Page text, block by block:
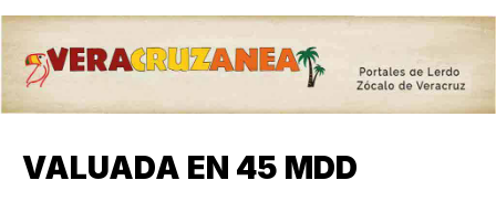
VALUADA EN 45 MDD